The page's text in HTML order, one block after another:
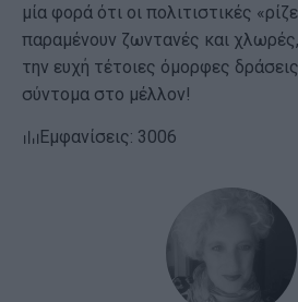
μία φορά ότι οι πολιτιστικές
παραμένουν ζωντανές και
την ευχή τέτοιες όμορφες
σύντομα στο μέλλον!
Εμφανίσεις: 3006